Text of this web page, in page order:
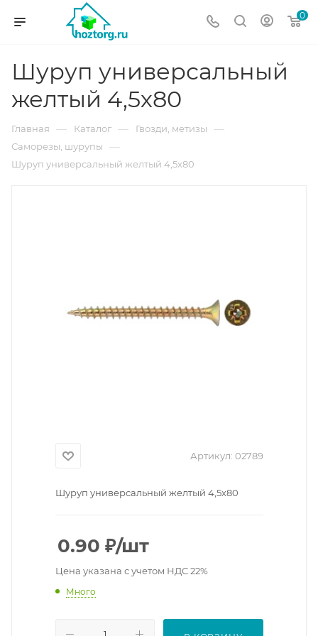
0
Шуруп универсальный
желтый 4,5х80
Главная — Каталог — Гвозди, метизы —
Саморезы, шурупы —
Шуруп универсальный желтый 4,5х80
Артикул: 02789
Шуруп универсальный желтый 4,5х80
0.90 ₽/шт
Цена указана с учетом НДС 22%
Много